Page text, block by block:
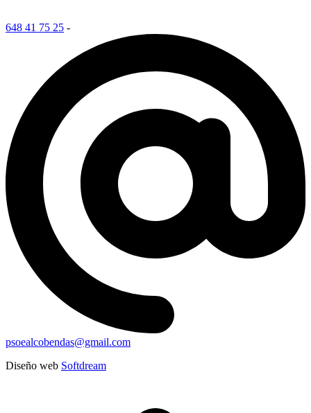
648 41 75 25 -
psoealcobendas@gmail.com
Diseño web Softdream